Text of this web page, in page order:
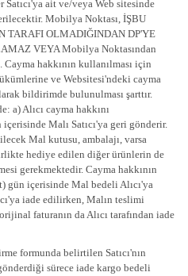
ait ve/veya Web sitesinde
Mobilya Noktası, İŞBU
TARAFI OLMADIĞINDAN DP'YE
VEYA Mobilya Noktasından
hakkının kullanılması için
ve Websitesi'ndeki cayma
bildirimde bulunulması şarttır.
a) Alıcı cayma hakkını
Malı Satıcı'ya geri gönderir.
Mal kutusu, ambalajı, varsa
hediye edilen diğer ürünlerin de
gerekmektedir. Cayma hakkının
gün içerisinde Mal bedeli Alıcı'ya
iade edilirken, Malın teslimi
faturanın da Alıcı tarafından iade
formunda belirtilen Satıcı'nın
sürece iade kargo bedeli